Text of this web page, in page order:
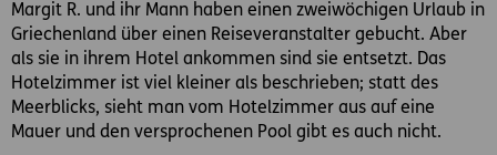
Margit R. und ihr Mann haben einen zweiwöchigen Urlaub in
Griechenland über einen Reiseveranstalter gebucht. Aber
als sie in ihrem Hotel ankommen sind sie entsetzt. Das
Hotelzimmer ist viel kleiner als beschrieben; statt des
Meerblicks, sieht man vom Hotelzimmer aus auf eine
Mauer und den versprochenen Pool gibt es auch nicht.